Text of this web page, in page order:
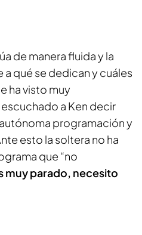
de manera fluida y la
qué se dedican y cuáles
ha visto muy
a Ken decir
programación y
esto la soltera no ha
que “no
muy parado, necesito